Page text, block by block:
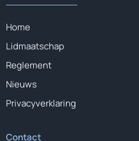
Home
Lidmaatschap
Reglement
Nieuws
Privacyverklaring
Contact